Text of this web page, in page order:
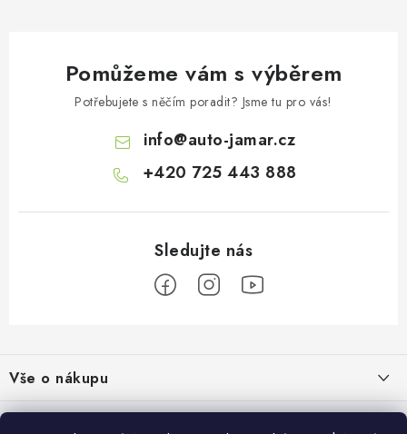
Pomůžeme vám s výběrem
Potřebujete s něčím poradit? Jsme tu pro vás!
info@auto-jamar.cz
+420 725 443 888
p
a
Vše o nákupu
Doprava a platba